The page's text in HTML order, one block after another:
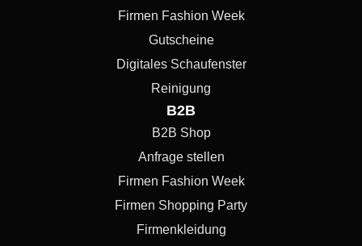
Firmen Fashion Week
Gutscheine
Digitales Schaufenster
Reinigung
B2B
B2B Shop
Anfrage stellen
Firmen Fashion Week
Firmen Shopping Party
Firmenkleidung